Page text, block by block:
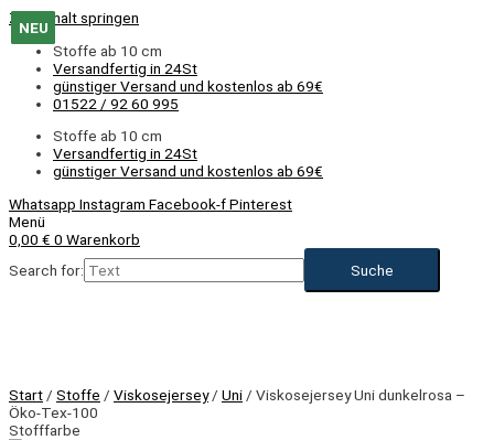
Zum Inhalt springen
Stoffe ab 10 cm
Versandfertig in 24St
günstiger Versand und kostenlos ab 69€
01522 / 92 60 995
Stoffe ab 10 cm
Versandfertig in 24St
günstiger Versand und kostenlos ab 69€
Whatsapp Instagram Facebook-fPinterest
Menü
0,00 € 0 Warenkorb
Search for:
Start / Stoffe / Viskosejersey/ Uni / Viskosejersey Uni dunkelrosa –
Öko-Tex-100
Stofffarbe
NEU
NEU
NEU
NEU
NEU
NEU
NEU
NEU
NEU
NEU
NEU
NEU